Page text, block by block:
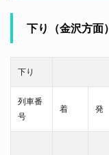
下り（金沢方面）
下り
列車番
号
着 発